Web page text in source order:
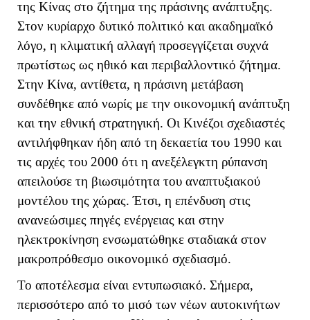
της Κίνας στο ζήτημα της πράσινης ανάπτυξης.
Στον κυρίαρχο δυτικό πολιτικό και ακαδημαϊκό
λόγο, η κλιματική αλλαγή προσεγγίζεται συχνά
πρωτίστως ως ηθικό και περιβαλλοντικό ζήτημα.
Στην Κίνα, αντίθετα, η πράσινη μετάβαση
συνδέθηκε από νωρίς με την οικονομική ανάπτυξη
και την εθνική στρατηγική. Οι Κινέζοι σχεδιαστές
αντιλήφθηκαν ήδη από τη δεκαετία του 1990 και
τις αρχές του 2000 ότι η ανεξέλεγκτη ρύπανση
απειλούσε τη βιωσιμότητα του αναπτυξιακού
μοντέλου της χώρας. Έτσι, η επένδυση στις
ανανεώσιμες πηγές ενέργειας και στην
ηλεκτροκίνηση ενσωματώθηκε σταδιακά στον
μακροπρόθεσμο οικονομικό σχεδιασμό.
Το αποτέλεσμα είναι εντυπωσιακό. Σήμερα,
περισσότερο από το μισό των νέων αυτοκινήτων